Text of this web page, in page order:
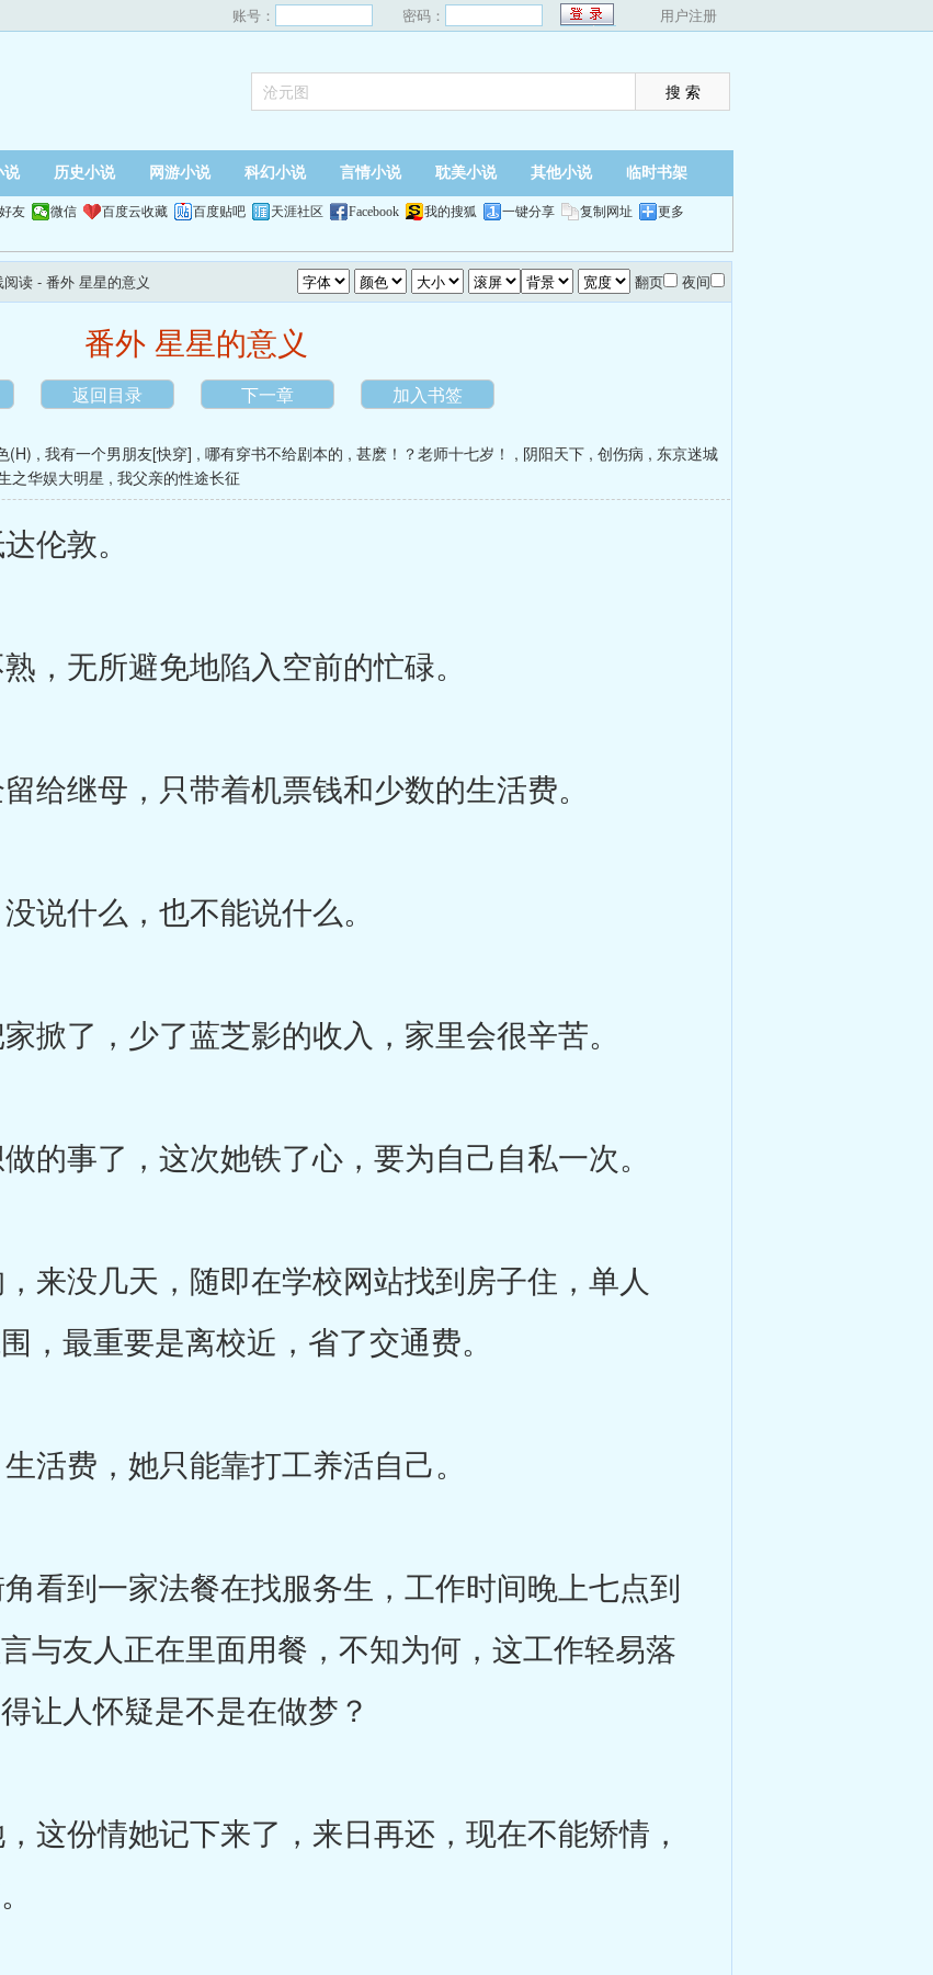
账号： 密码： 用户注册
说 历史小说 网游小说 科幻小说 言情小说 耽美小说 其他小说 临时书架
友 微信 百度云收藏 百度贴吧 天涯社区 Facebook 我的搜狐 一键分享 复制网址 更多
阅读 - 番外 星星的意义 翻页 夜间
番外 星星的意义
返回目录 下一章 加入书签
(H) , 我有一个男朋友[快穿] , 哪有穿书不给剧本的 , 甚麽！？老师十七岁！ , 阴阳天下 , 创伤病 , 东京迷城
之华娱大明星 , 我父亲的性途长征
伦敦。
，无所避免地陷入空前的忙碌。
给继母，只带着机票钱和少数的生活费。
说什么，也不能说什么。
掀了，少了蓝芝影的收入，家里会很辛苦。
的事了，这次她铁了心，要为自己自私一次。
来没几天，随即在学校网站找到房子住，单人
，最重要是离校近，省了交通费。
活费，她只能靠打工养活自己。
看到一家法餐在找服务生，工作时间晚上七点到
与友人正在里面用餐，不知为何，这工作轻易落
让人怀疑是不是在做梦？
这份情她记下来了，来日再还，现在不能矫情，